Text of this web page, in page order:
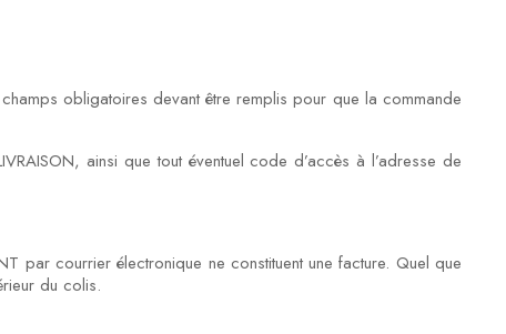
obligatoires devant être remplis pour que la commande
ainsi que tout éventuel code d’accès à l’adresse de
par courrier électronique ne constituent une facture. Quel que
du colis.